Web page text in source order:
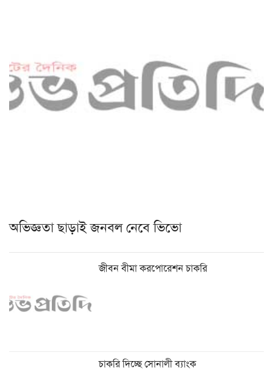
অভিজ্ঞতা ছাড়াই জনবল নেবে ভিভো
জীবন বীমা করপোরেশন চাকরি
চাকরি দিচ্ছে সোনালী ব্যাংক